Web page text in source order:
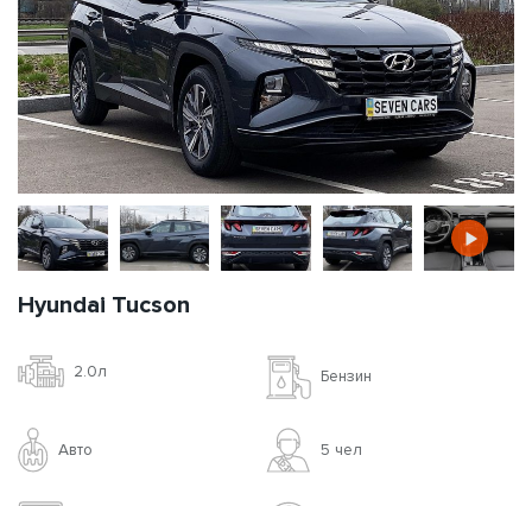
Hyundai Tucson
2.0л Бензин
Авто 5 чел